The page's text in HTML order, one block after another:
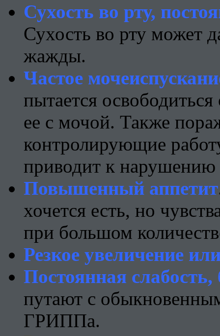
Сухость во рту,
Сухость во рту может
жажды.
Частое
пытается
ее с мочой. Также
контролирующие
приводит к нарушению
Повышенный аппетит
хочется есть, но
при большом
Резкое увеличение
Постоянная
путают с
ГРИППа.